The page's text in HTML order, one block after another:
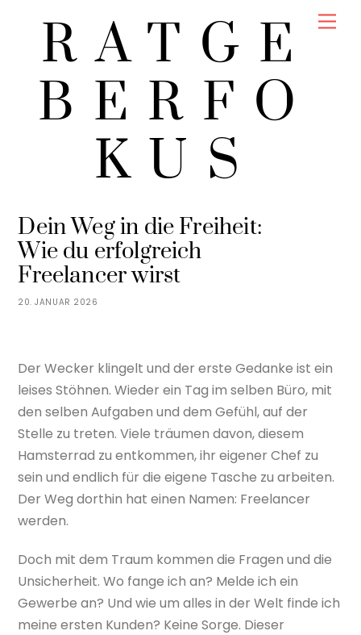
RATGE
BERFO
KUS
20. JANUAR 2026
Dein Weg in die Freiheit:
Wie du erfolgreich
Freelancer wirst
Der Wecker klingelt und der erste Gedanke ist ein
leises Stöhnen. Wieder ein Tag im selben Büro, mit
den selben Aufgaben und dem Gefühl, auf der
Stelle zu treten. Viele träumen davon, diesem
Hamsterrad zu entkommen, ihr eigener Chef zu
sein und endlich für die eigene Tasche zu arbeiten.
Der Weg dorthin hat einen Namen: Freelancer
werden.
Doch mit dem Traum kommen die Fragen und die
Unsicherheit. Wo fange ich an? Melde ich ein
Gewerbe an? Und wie um alles in der Welt finde ich
meine ersten Kunden? Keine Sorge. Dieser